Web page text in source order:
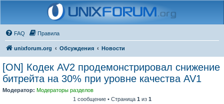
FAQ Правила
unixforum.org Обсуждения Новости
[ON] Кодек AV2 продемонстрировал снижение
битрейта на 30% при уровне качества AV1
Модератор: Модераторы разделов
1 сообщение • Страница 1 из 1